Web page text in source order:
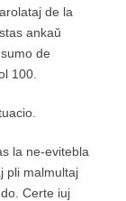
de la
ankaŭ
de
100.
la ne-evitebla
pli malmultaj
Certe iuj